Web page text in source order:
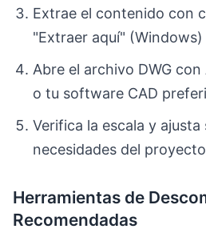
Extrae el contenido con
"Extraer aquí"
Abre el archivo DWG con
o tu software CAD
Verifica la escala y ajusta
necesidades del proyecto
Herramientas de
Recomendadas